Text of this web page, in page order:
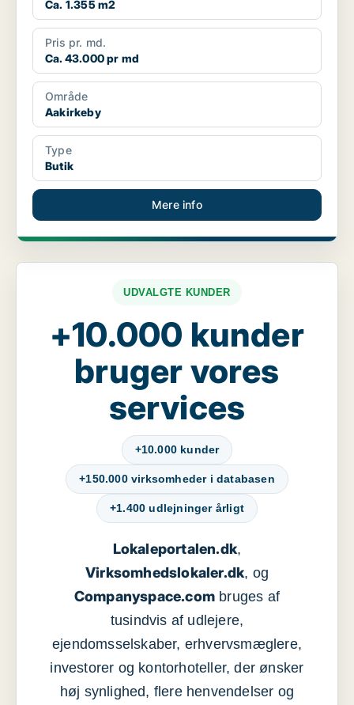
Ca. 1.355 m2
Pris pr. md.
Ca. 43.000 pr md
Område
Aakirkeby
Type
Butik
Mere info
UDVALGTE KUNDER
+10.000 kunder
bruger vores
services
+10.000 kunder
+150.000 virksomheder i databasen
+1.400 udlejninger årligt
Lokaleportalen.dk,
Virksomhedslokaler.dk, og
Companyspace.com bruges af
tusindvis af udlejere,
ejendomsselskaber, erhvervsmæglere,
investorer og kontorhoteller, der ønsker
høj synlighed, flere henvendelser og